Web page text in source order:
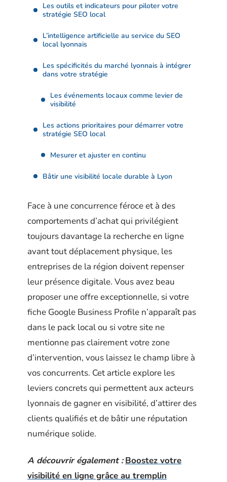
Les outils et indicateurs pour piloter votre
stratégie SEO local
L’intelligence artificielle au service du SEO
local lyonnais
Les spécificités du marché lyonnais à intégrer
dans votre stratégie
Les événements locaux comme levier de
visibilité
Les actions prioritaires pour démarrer votre
stratégie SEO local
Mesurer et ajuster en continu
Bâtir une visibilité locale durable à Lyon
Face à une concurrence féroce et à des
comportements d’achat qui privilégient
toujours davantage la recherche en ligne
avant tout déplacement physique, les
entreprises de la région doivent repenser
leur présence digitale. Vous avez beau
proposer une offre exceptionnelle, si votre
fiche Google Business Profile n’apparaît pas
dans le pack local ou si votre site ne
mentionne pas clairement votre zone
d’intervention, vous laissez le champ libre à
vos concurrents. Cet article explore les
leviers concrets qui permettent aux acteurs
lyonnais de gagner en visibilité, d’attirer des
clients qualifiés et de bâtir une réputation
numérique solide.
A découvrir également : Boostez votre
visibilité en ligne grâce au tremplin